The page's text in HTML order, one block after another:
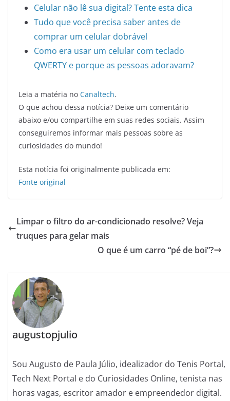
Celular não lê sua digital? Tente esta dica
Tudo que você precisa saber antes de
comprar um celular dobrável
Como era usar um celular com teclado
QWERTY e porque as pessoas adoravam?
Leia a matéria no Canaltech.
O que achou dessa notícia? Deixe um comentário
abaixo e/ou compartilhe em suas redes sociais. Assim
conseguiremos informar mais pessoas sobre as
curiosidades do mundo!
Esta notícia foi originalmente publicada em:
Fonte original
Limpar o filtro do ar-condicionado resolve? Veja
truques para gelar mais
O que é um carro “pé de boi”?
augustopjulio
Sou Augusto de Paula Júlio, idealizador do Tenis Portal,
Tech Next Portal e do Curiosidades Online, tenista nas
horas vagas, escritor amador e empreendedor digital.